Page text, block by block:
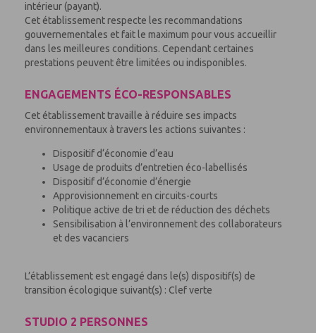
intérieur (payant).
Cet établissement respecte les recommandations
gouvernementales et fait le maximum pour vous accueillir
dans les meilleures conditions. Cependant certaines
prestations peuvent être limitées ou indisponibles.
ENGAGEMENTS ÉCO-RESPONSABLES
Cet établissement travaille à réduire ses impacts
environnementaux à travers les actions suivantes :
Dispositif d‘économie d’eau
Usage de produits d’entretien éco-labellisés
Dispositif d’économie d’énergie
Approvisionnement en circuits-courts
Politique active de tri et de réduction des déchets
Sensibilisation à l’environnement des collaborateurs
et des vacanciers
L’établissement est engagé dans le(s) dispositif(s) de
transition écologique suivant(s) : Clef verte
STUDIO 2 PERSONNES